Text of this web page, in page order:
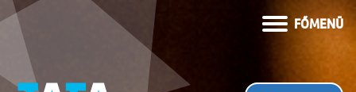
FŐMENÜ